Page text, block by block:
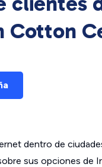
Cotton
dentro de
sus opciones de